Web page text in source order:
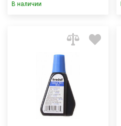
В наличии